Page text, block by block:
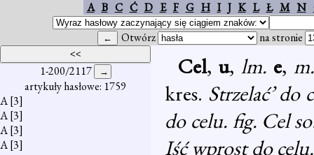
A B C Ć D E F G H I J K L Ł M N
Otwórz na stronie
1-200/2117
artykuły hasłowe: 1759
A[3]
A[3]
A[3]
A[3]
Cel, u, lm. e,
kres. Strzelać’
do celu. fig. Cel
Iść wprost do